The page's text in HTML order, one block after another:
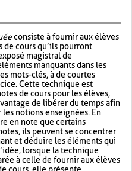
consiste à fournir aux élèves
cours qu’ils pourront
magistral de
manquants dans les
mots-clés, à de courtes
Cette technique est
de cours pour les élèves,
de libérer du temps afin
notions enseignées. En
en note que certains
ils peuvent se concentrer
et déduire les éléments qui
lorsque la technique
à celle de fournir aux élèves